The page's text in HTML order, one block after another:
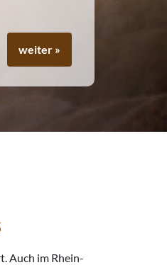
weiter »
Auch im Rhein-